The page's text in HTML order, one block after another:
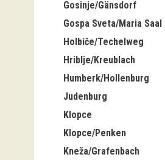
Gosinje/Gänsdorf
Gospa Sveta/Maria Saal
Holbiče/Techelweg
Hriblje/Kreublach
Humberk/Hollenburg
Judenburg
Klopce
Klopce/Penken
Kneža/Grafenbach